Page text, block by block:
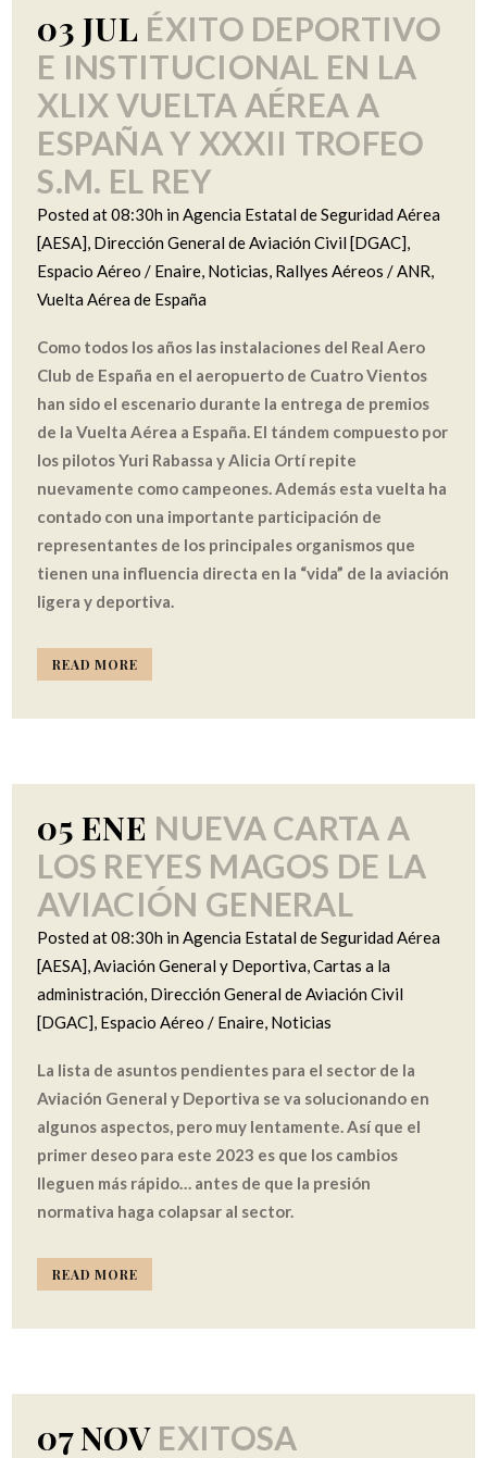
03 JUL ÉXITO DEPORTIVO
E INSTITUCIONAL EN LA
XLIX VUELTA AÉREA A
ESPAÑA Y XXXII TROFEO
S.M. EL REY
Posted at 08:30h inAgencia Estatal de Seguridad Aérea
[AESA], Dirección General de Aviación Civil [DGAC],
Espacio Aéreo / Enaire, Noticias, Rallyes Aéreos / ANR,
Vuelta Aérea de España
Como todos los años las instalaciones del Real Aero
Club de España en el aeropuerto de Cuatro Vientos
han sido el escenario durante la entrega de premios
de la Vuelta Aérea a España. El tándem compuesto por
los pilotos Yuri Rabassa y Alicia Ortí repite
nuevamente como campeones. Además esta vuelta ha
contado con una importante participación de
representantes de los principales organismos que
tienen una influencia directa en la “vida” de la aviación
ligera y deportiva.
READ MORE
05 ENE NUEVA CARTA A
LOS REYES MAGOS DE LA
AVIACIÓN GENERAL
Posted at 08:30h inAgencia Estatal de Seguridad Aérea
[AESA],Aviación General y Deportiva,Cartas a la
administración, Dirección General de Aviación Civil
[DGAC], Espacio Aéreo / Enaire, Noticias
La lista de asuntos pendientes para el sector de la
Aviación General y Deportiva se va solucionando en
algunos aspectos, pero muy lentamente. Así que el
primer deseo para este 2023 es que los cambios
lleguen más rápido… antes de que la presión
normativa haga colapsar al sector.
READ MORE
07 NOV EXITOSA